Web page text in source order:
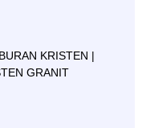
KRISTEN |
GRANIT